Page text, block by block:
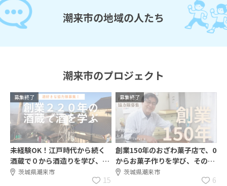
潮来市の地域の人たち
潮来市のプロジェクト
募集終了
未経験OK！江戸時代から続く
酒蔵で０から酒造りを学び、そ
の価値を世界に広める協力隊募
茨城県潮来市
15
募集終了
創業150年のおざわ菓子店で、0
からお菓子作りを学び、その技
術を継承する協力隊募集！
茨城県潮来市
6